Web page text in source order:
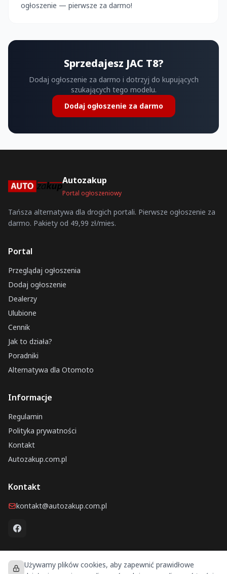
ogłoszenie — pierwsze za darmo!
Sprzedajesz JAC T8?
Dodaj ogłoszenie za darmo i dotrzyj do kupujących
szukających tego modelu.
Dodaj ogłoszenie za darmo
Autozakup
Portal ogłoszeniowy
Tańsza alternatywa dla drogich portali. Pierwsze ogłoszenie za
darmo. Pakiety od 49,99 zł/mies.
Portal
Przeglądaj ogłoszenia
Dodaj ogłoszenie
Dealerzy
Ulubione
Cennik
Jak to działa?
Poradniki
Alternatywa dla Otomoto
Informacje
Regulamin
Polityka prywatności
Kontakt
Autozakup.com.pl
Kontakt
kontakt@autozakup.com.pl
Używamy plików cookies, aby zapewnić prawidłowe